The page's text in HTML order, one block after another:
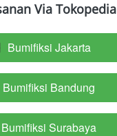
Via Tokopedia
Bumifiksi Jakarta
Bumifiksi Bandung
Bumifiksi Surabaya